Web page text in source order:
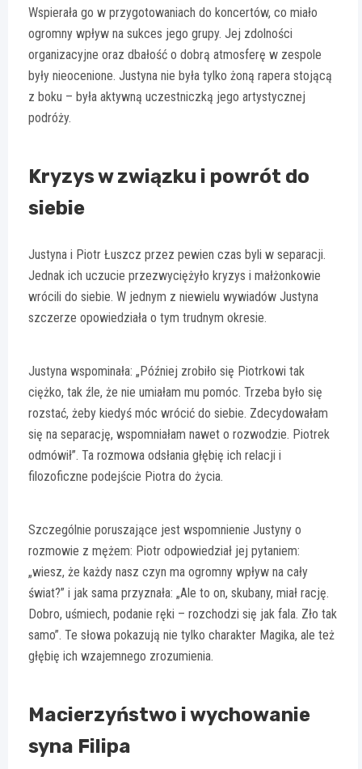
Wspierała go w przygotowaniach do koncertów, co miało
ogromny wpływ na sukces jego grupy. Jej zdolności
organizacyjne oraz dbałość o dobrą atmosferę w zespole
były nieocenione. Justyna nie była tylko żoną rapera stojącą
z boku – była aktywną uczestniczką jego artystycznej
podróży.
Kryzys w związku i powrót do
siebie
Justyna i Piotr Łuszcz przez pewien czas byli w separacji.
Jednak ich uczucie przezwyciężyło kryzys i małżonkowie
wrócili do siebie. W jednym z niewielu wywiadów Justyna
szczerze opowiedziała o tym trudnym okresie.
Justyna wspominała: „Później zrobiło się Piotrkowi tak
ciężko, tak źle, że nie umiałam mu pomóc. Trzeba było się
rozstać, żeby kiedyś móc wrócić do siebie. Zdecydowałam
się na separację, wspomniałam nawet o rozwodzie. Piotrek
odmówił”. Ta rozmowa odsłania głębię ich relacji i
filozoficzne podejście Piotra do życia.
Szczególnie poruszające jest wspomnienie Justyny o
rozmowie z mężem: Piotr odpowiedział jej pytaniem:
„wiesz, że każdy nasz czyn ma ogromny wpływ na cały
świat?” i jak sama przyznała: „Ale to on, skubany, miał rację.
Dobro, uśmiech, podanie ręki – rozchodzi się jak fala. Zło tak
samo”. Te słowa pokazują nie tylko charakter Magika, ale też
głębię ich wzajemnego zrozumienia.
Macierzyństwo i wychowanie
syna Filipa